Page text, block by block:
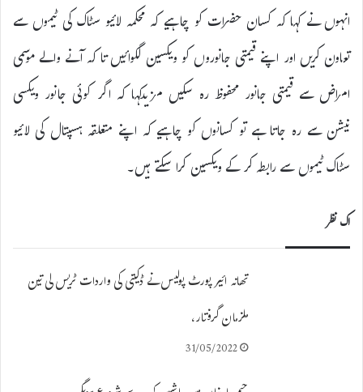
انہوں نے کہا کہ کسان حضرات کو چاہیے کہ محکمہ لائیو سٹاک کی ٹیموں سے
تعاون کریں اور اپنے قیمتی جانوروں کو ویکسین لگوائیں تا کہ آنے والے موسمی
امراض سے قیمتی جانور محفوظ رہ سکیں مزیدکہا کہ اگر کوئی جانور ویکسی
نیشن سے رہ جاتا ہے تو کسانوں کو چاہیے کہ اپنے متعلقہ ہسپتال کی لائیو
سٹاک ٹیموں سے رابطہ کر کے ویکسین کرا سکتے ہیں۔
اک نظر
تھانہ ائیر پورٹ پولیس نے ڈکیتی کی واردات ٹریس لی تین
ملزمان گرفتار،
31/05/2022